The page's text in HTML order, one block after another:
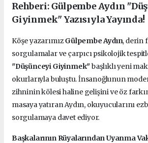
Rehberi: Gülpembe Aydın
Giyinmek" Yazısıyla Yayında!
Köşe yazarımızGülpembe Aydın, derin
sorgulamalar ve çarpıcı psikolojik
"Düşünceyi Giyinmek"başlıklı yeni
okurlarıyla buluştu. İnsanoğlunun
zihninin kölesi haline gelişini ve öz
masaya yatıran Aydın, okuyucularını
sorgulamaya davet ediyor.
Başkalarının Rüyalarından Uyanma